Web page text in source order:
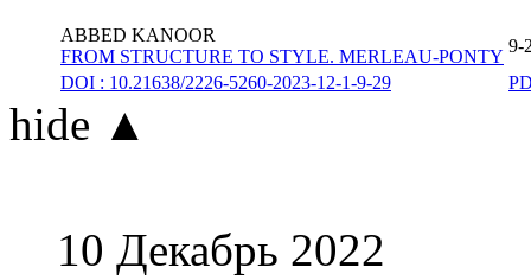
ABBED KANOOR
FROM STRUCTURE TO STYLE. MERLEAU-PONTY
9-
DOI : 10.21638/2226-5260-2023-12-1-9-29
hide ▲
10 Декабрь 2022